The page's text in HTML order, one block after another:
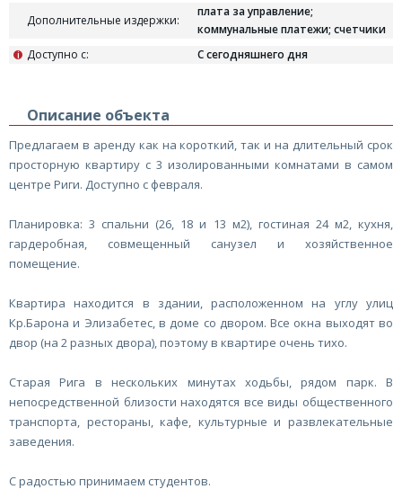
Дополнительные издержки:
плата за управление;
коммунальные платежи; cчетчики
Доступно с:
i С сегодняшнего дня
Описание объекта
Предлагаем в аренду как на короткий, так и на длительный срок
просторную квартиру с 3 изолированными комнатами в самом
центре Риги. Доступно с февраля.
Планировка: 3 спальни (26, 18 и 13 м2), гостиная 24 м2, кухня,
гардеробная, совмещенный санузел и хозяйственное
помещение.
Квартира находится в здании, расположенном на углу улиц
Кр.Барона и Элизабетес, в доме со двором. Все окна выходят во
двор (на 2 разных двора), поэтому в квартире очень тихо.
Старая Рига в нескольких минутах ходьбы, рядом парк. В
непосредственной близости находятся все виды общественного
транспорта, рестораны, кафе, культурные и развлекательные
заведения.
С радостью принимаем студентов.